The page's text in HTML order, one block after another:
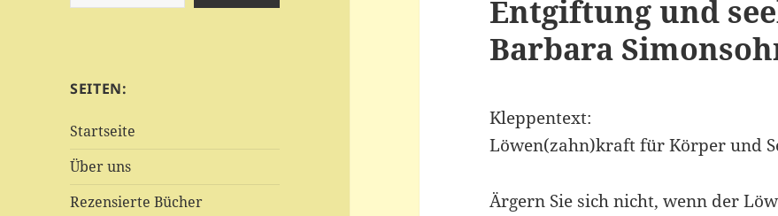
SEITEN:
Startseite
Über uns
Rezensierte Bücher
Entgiftung und
Barbara
Kleppentext:
Löwen(zahn)kraft für Körper und
Ärgern Sie sich nicht, wenn der